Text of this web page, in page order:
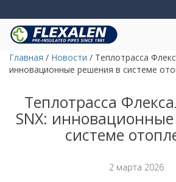
Главная / Новости / Теплотрасса
инновационные решения в системе
Теплотрасса
SNX:
системе
2 марта 2026